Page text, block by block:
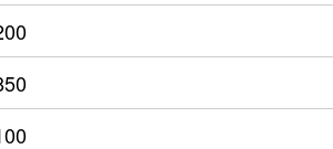
200m² 125m²
165m² 95m²